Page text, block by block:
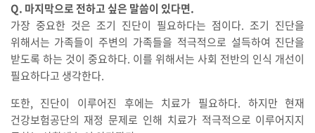
Q. 마지막으로 전하고 싶은 말씀이 있다면.
가장 중요한 것은 조기 진단이 필요하다는 점이다. 조기 진단을
위해서는 가족들이 주변의 가족들을 적극적으로 설득하여 진단을
받도록 하는 것이 중요하다. 이를 위해서는 사회 전반의 인식 개선이
필요하다고 생각한다.
또한, 진단이 이루어진 후에는 치료가 필요하다. 하지만 현재
건강보험공단의 재정 문제로 인해 치료가 적극적으로 이루어지지